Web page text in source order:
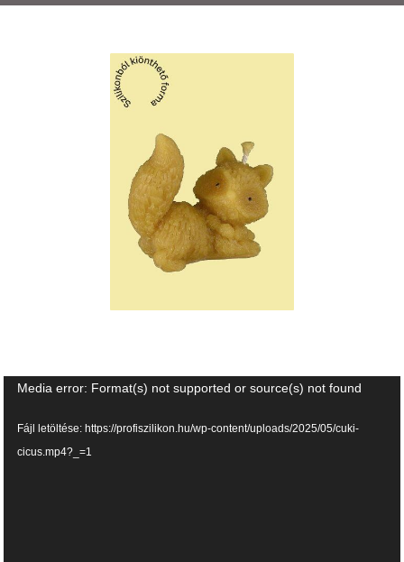
Videólejátszó
Media error: Format(s) not supported or source(s) not found
Fájl letöltése: https://profiszilikon.hu/wp-content/uploads/2025/05/cuki-
cicus.mp4?_=1